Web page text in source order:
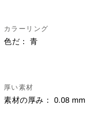
カラーリング
色だ： 青
厚い素材
素材の厚み： 0.08 mm